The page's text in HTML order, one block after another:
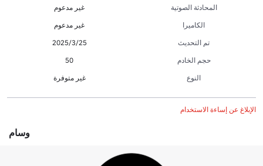
المحادثة الصوتية
غير مدعوم
الكاميرا
غير مدعوم
تم التحديث
25‏/3‏/2025
حجم الخادم
50
النوع
غير متوفرة
الإبلاغ عن إساءة الاستخدام
وسام